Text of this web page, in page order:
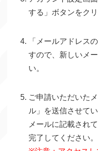
する」ボタンをクリ
「メールアドレス
すので、新しいメ
い。
ご申請いただいた
ル」を送信させて
メールに記載され
完了してください。